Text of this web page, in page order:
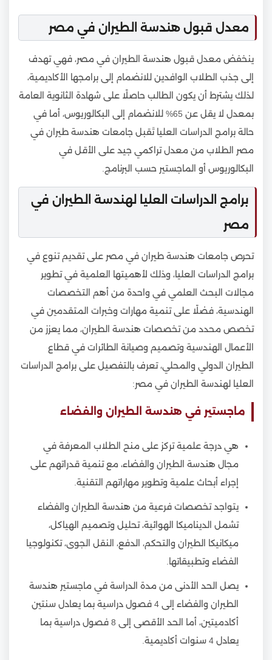
معدل قبول هندسة الطيران في مصر
ينخفض معدل قبول هندسة الطيران في مصر، فهي تهدف
إلى جذب الطلاب الوافدين للانضمام إلى برامجها الأكاديمية،
لذلك يشترط أن يكون الطالب حاصلًا على شهادة الثانوية العامة
بمعدل لا يقل عن 65% للانضمام إلى البكالوريوس، أما في
حالة برامج الدراسات العليا تَقبل جامعات هندسة طيران في
مصر الطلاب من معدل تراكمي جيد على الأقل في
البكالوريوس أو الماجستير حسب البرنامج.
برامج الدراسات العليا لهندسة الطيران في
مصر
تحرص جامعات هندسة طيران في مصر على تقديم تنوع في
برامج الدراسات العليا، وذلك لأهميتها العلمية في تطوير
مجالات البحث العلمي في واحدة من أهم التخصصات
الهندسية، فضلًا على تنمية مهارات وخبرات المتقدمين في
تخصص محدد من تخصصات هندسة الطيران، مما يعزز من
الأعمال الهندسية وتصميم وصيانة الطائرات في قطاع
الطيران الدولي والمحلي، تعرف بالتفصيل على برامج الدراسات
العليا لهندسة الطيران في مصر:
ماجستير في هندسة الطيران والفضاء
هي درجة علمية تركز على منح الطلاب المعرفة في
مجال هندسة الطيران والفضاء، مع تنمية قدراتهم على
إجراء أبحاث علمية وتطوير مهاراتهم التقنية.
يتواجد تخصصات فرعية من هندسة الطيران والفضاء
تشمل الديناميكا الهوائية، تحليل وتصميم الهياكل،
ميكانيكا الطيران والتحكم، الدفع، النقل الجوى، تكنولوجيا
الفضاء وتطبيقاتها.
يصل الحد الأدنى من مدة الدراسة في ماجستير هندسة
الطيران والفضاء إلى 4 فصول دراسية بما يعادل سنتين
أكادميتين، أما الحد الأقصى إلى 8 فصول دراسية بما
يعادل 4 سنوات أكاديمية.